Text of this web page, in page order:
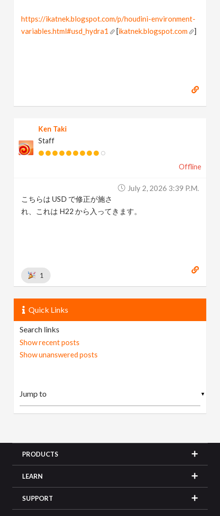
https://ikatnek.blogspot.com/p/houdini-environment-
variables.html#usd_hydra1
[ikatnek.blogspot.com ]
Ken Taki
Staff
Offline
July 2, 2026 3:39 P.m.
こちらは USD で修正が施さ
れ、これは H22 から入ってきます。
1
Quick Links
Search links
Show recent posts
Show unanswered posts
▼
PRODUCTS
LEARN
SUPPORT